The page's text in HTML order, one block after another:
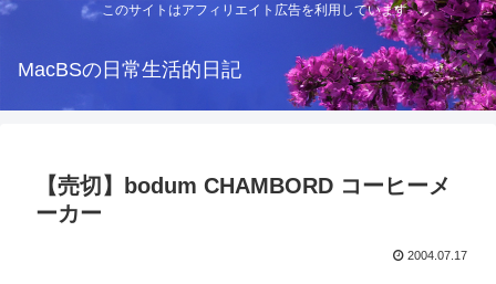
このサイトはアフィリエイト広告を利用しています
MacBSの日常生活的日記
【売切】bodum CHAMBORD コーヒーメ
ーカー
2004.07.17